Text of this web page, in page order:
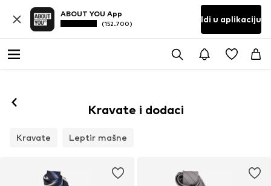
ABOUT YOU App
(152.700) Idi u aplikaciju
Kravate i dodaci
Kravate Leptir mašne